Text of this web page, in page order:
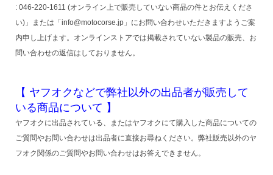
: 046-220-1611 (オンライン上で販売していない商品の件とお伝えくださ
い)」または「info@motocorse.jp」にお問い合わせいただきますようご案
内申し上げます。オンラインストアでは掲載されていない製品の販売、お
問い合わせの返信はしておりません。
【 ヤフオクなどで弊社以外の出品者が販売して
いる商品について 】
ヤフオクに出品されている、またはヤフオクにて購入した商品についての
ご質問やお問い合わせは出品者に直接お尋ねください。弊社販売以外のヤ
フオク関係のご質問やお問い合わせはお答えできません。